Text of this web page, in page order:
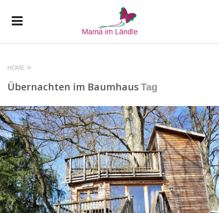
HOME
Übernachten im Baumhaus Tag
READ MORE